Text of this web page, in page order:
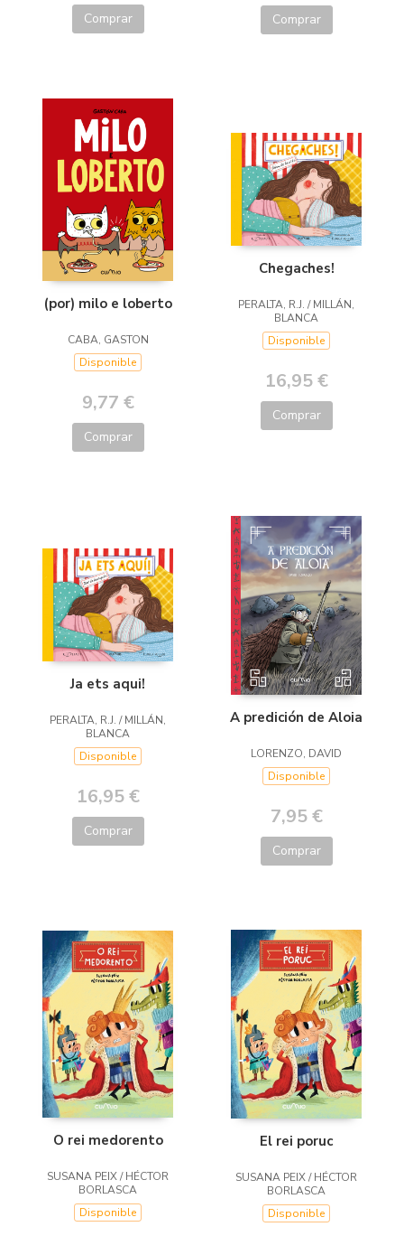
Comprar Comprar
(por) milo e loberto
CABA, GASTON
Disponible
9,77 €
Comprar
Chegaches!
PERALTA, R.J. / MILLÁN,
BLANCA
Disponible
16,95 €
Comprar
Ja ets aqui!
PERALTA, R.J. / MILLÁN,
BLANCA
Disponible
16,95 €
Comprar
A predición de Aloia
LORENZO, DAVID
Disponible
7,95 €
Comprar
O rei medorento
SUSANA PEIX / HÉCTOR
BORLASCA
Disponible
El rei poruc
SUSANA PEIX / HÉCTOR
BORLASCA
Disponible